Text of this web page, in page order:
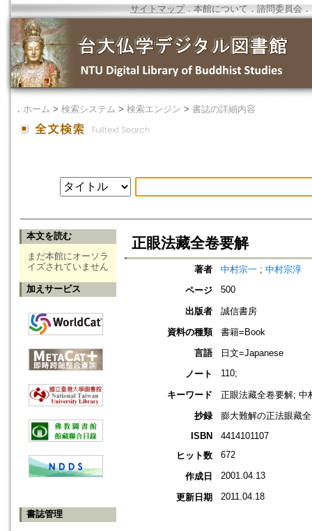
サイトマップ．本館について ． 諮問委員会 ．
． ホーム > 検索システム > 検索エンジン > 書誌の詳細内容
本文を読む
まだ本館にオーソラ
イズされていません
加えサービス
書誌管理
正眼法藏全卷要解
著者 中村宗一 ; 中村宗淳
ページ
500
出版者
誠信書房
資料の種類
書籍=Book
言語
日文=Japanese
ノート
110;
キーワード
正眼法藏全卷要解; 中
抄録
膨大難解の正法眼藏
ISBN
4414101107
ヒット数
672
作成日 2001.04.13
更新日期 2011.04.18